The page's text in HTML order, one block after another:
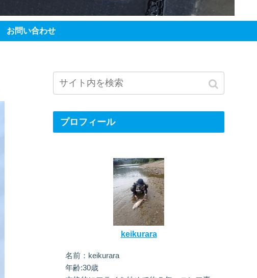
お問い合わせ
プロフィール
keikurara
名前：keikurara
年齢:30歳